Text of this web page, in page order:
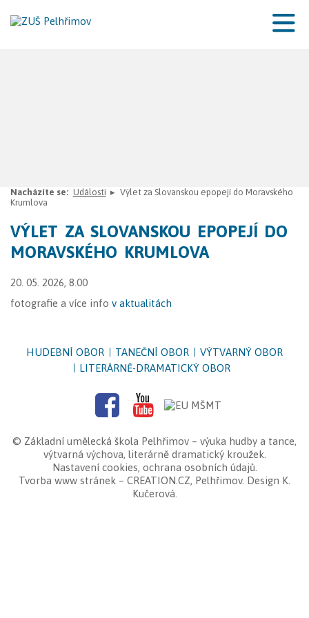
Nacházíte se: Události
Výlet za Slovanskou epopejí do Moravského
Krumlova
VÝLET ZA SLOVANSKOU EPOPEJÍ DO
MORAVSKÉHO KRUMLOVA
20. 05. 2026, 8.00
fotografie a více info v aktualitách
HUDEBNÍ OBOR TANEČNÍ OBOR
VÝTVARNÝ OBOR
LITERÁRNĚ-DRAMATICKÝ OBOR
© Základní umělecká škola Pelhřimov – výuka hudby a tance,
výtvarná výchova, literárně dramatický kroužek.
Nastavení cookies, ochrana osobních údajů
Tvorba www stránek – CREATION.CZ, Pelhřimov. Design K.
Kučerová.